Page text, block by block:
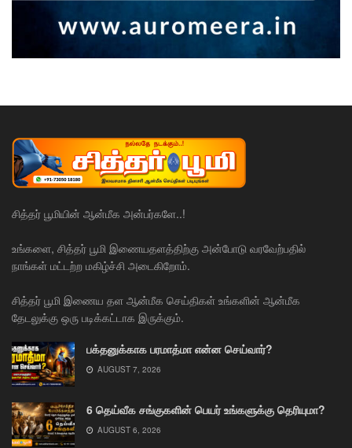
சித்தர் பூமியின் ஆன்மீக அன்பர்களே..!
உங்களை, சித்தர் பூமி இணையதளத்திற்கு அன்போடு வரவேற்பதில்
நாங்கள் மட்டற்ற மகிழ்ச்சி அடைகிறோம்.
சித்தர் பூமி இணைய தள ஆன்மீக செய்திகள் உங்களின் ஆன்மீக
தேடலுக்கு ஒரு படிக்கட்டாக இருக்கும்.
பக்தனுக்காக பரமாத்மா என்ன செய்வார்?
AUGUST 7, 2026
6 தெய்வீக சங்குகளின் பெயர் உங்களுக்கு தெரியுமா?
AUGUST 6, 2026